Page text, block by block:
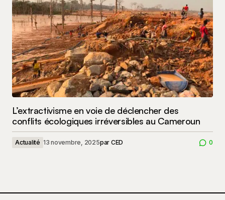
L’extractivisme en voie de déclencher des
conflits écologiques irréversibles au Cameroun
Actualité 13 novembre, 2025par CED 0